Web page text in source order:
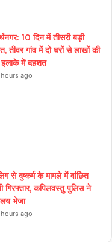
10 दिन में तीसरी बड़ी
तीवर गांव में दो घरों से लाखों की
इलाके में दहशत
hours ago
से दुष्कर्म के मामले में वांछित
गिरफ्तार, कपिलवस्तु पुलिस ने
भेजा
hours ago